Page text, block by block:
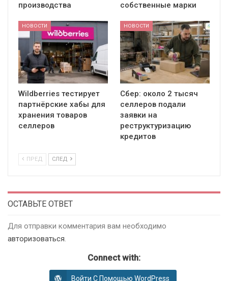
производства
собственные марки
НОВОСТИ
Wildberries тестирует
партнёрские хабы для
хранения товаров
селлеров
НОВОСТИ
Сбер: около 2 тысяч
селлеров подали
заявки на
реструктуризацию
кредитов
ПРЕД СЛЕД
ОСТАВЬТЕ ОТВЕТ
Для отправки комментария вам необходимо
авторизоваться.
Connect with:
Войти С Помощью WordPress